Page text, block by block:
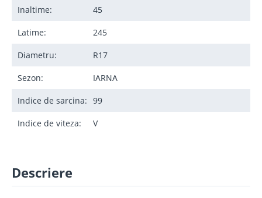
Inaltime: 45
Latime: 245
Diametru: R17
Sezon: IARNA
Indice de sarcina: 99
Indice de viteza: V
Descriere